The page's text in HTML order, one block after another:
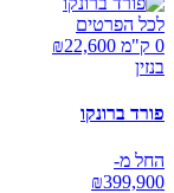
לכל הפרטים
0 ק"מ ₪
22,600
בנזין
פורד ברונקו
החל מ-
₪399,900